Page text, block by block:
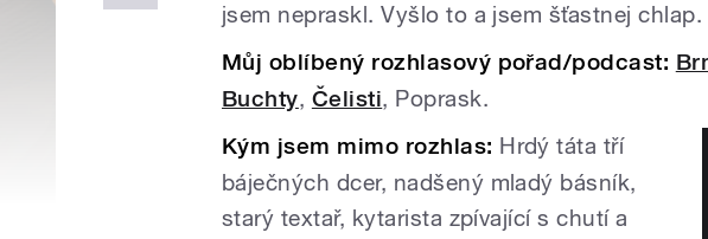
jsem nepraskl. Vyšlo to a jsem šťastnej chlap.
Můj oblíbený rozhlasový pořad/podcast:
Buchty, Čelisti, Poprask.
Kým jsem mimo rozhlas: Hrdý táta tří
báječných dcer, nadšený mladý básník,
starý textař, kytarista zpívající s chutí a